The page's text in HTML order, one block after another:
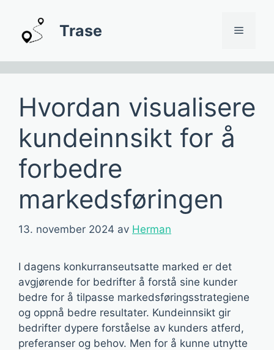
innhold
Trase Meny
Hvordan visualisere
kundeinnsikt for å
forbedre
markedsføringen
13. november 2024 av Herman
I dagens konkurranseutsatte marked er det
avgjørende for bedrifter å forstå sine kunder
bedre for å tilpasse markedsføringsstrategiene
og oppnå bedre resultater. Kundeinnsikt gir
bedrifter dypere forståelse av kunders atferd,
preferanser og behov. Men for å kunne utnytte